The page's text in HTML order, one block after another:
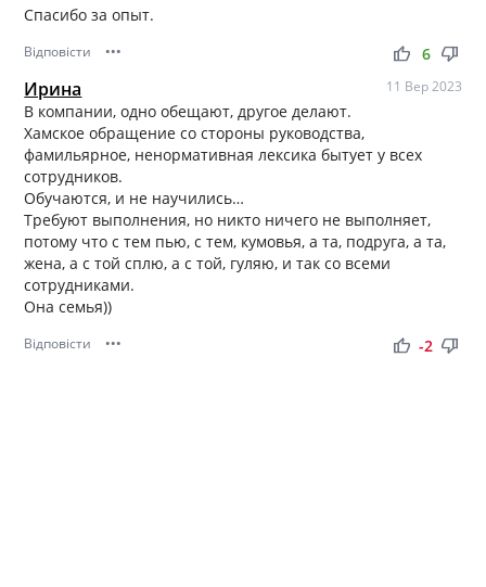
Спасибо за опыт.
Відповісти ••• thumb_up thumb_down
6
Ирина 11 Вер 2023
В компании, одно обещают, другое делают.
Хамское обращение со стороны руководства,
фамильярное, ненормативная лексика бытует у всех
сотрудников.
Обучаются, и не научились…
Требуют выполнения, но никто ничего не выполняет,
потому что с тем пью, с тем, кумовья, а та, подруга, а та,
жена, а с той сплю, а с той, гуляю, и так со всеми
сотрудниками.
Она семья))
Відповісти ••• thumb_up thumb_down
-2